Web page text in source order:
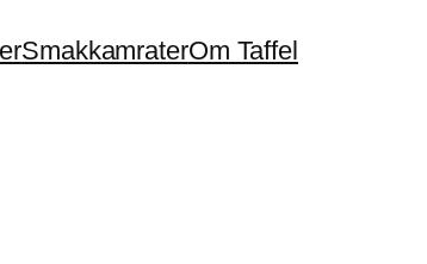
SmakkamraterOm Taffel